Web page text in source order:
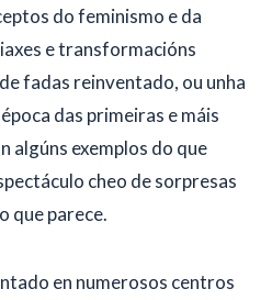
do feminismo e da
e transformacións
fadas reinventado, ou unha
das primeiras e máis
algúns exemplos do que
cheo de sorpresas
que parece.
en numerosos centros